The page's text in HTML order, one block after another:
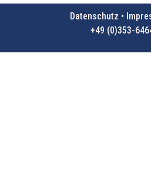
Datenschutz •
+49 (0)353-